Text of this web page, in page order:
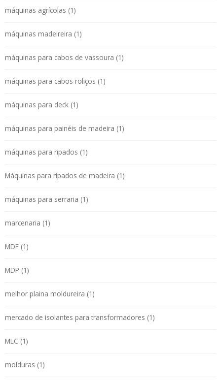
máquinas agrícolas (1)
máquinas madeireira (1)
máquinas para cabos de vassoura (1)
máquinas para cabos roliços (1)
máquinas para deck (1)
máquinas para painéis de madeira (1)
máquinas para ripados (1)
Máquinas para ripados de madeira (1)
máquinas para serraria (1)
marcenaria (1)
MDF (1)
MDP (1)
melhor plaina moldureira (1)
mercado de isolantes para transformadores (1)
MLC (1)
molduras (1)